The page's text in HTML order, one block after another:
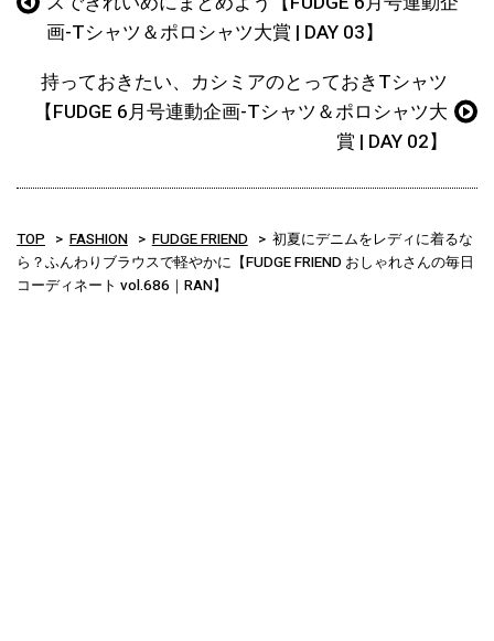
画-Tシャツ＆ポロシャツ大賞 | DAY 03】
持っておきたい、カシミアのとっておきTシャツ
【FUDGE 6月号連動企画-Tシャツ＆ポロシャツ大
賞 | DAY 02】
TOP FASHION FUDGE FRIEND
初夏にデニムをレディに着るな
ら？ふんわりブラウスで軽やかに【FUDGE FRIEND おしゃれさんの毎日
コーディネート vol.686｜RAN】